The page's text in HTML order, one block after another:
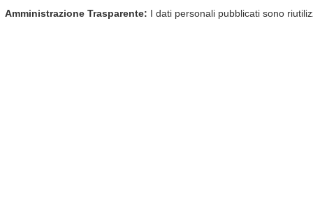
Amministrazione Trasparente: I dati personali pubblicati sono